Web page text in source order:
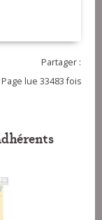
Partager :
Page lue 33483 fois